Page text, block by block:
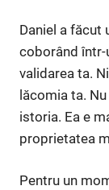
Daniel a făcut
coborând într-
validarea ta.
lăcomia ta.
istoria. Ea e
proprietatea
Pentru un